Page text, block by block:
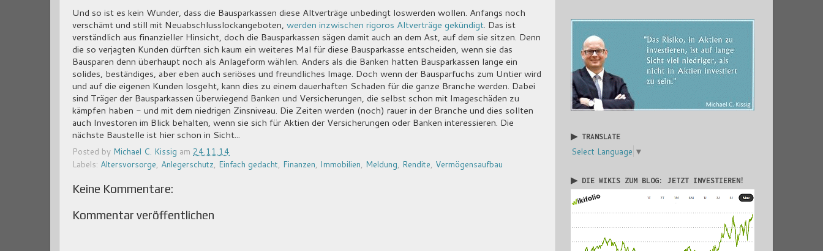
Und so ist es kein Wunder, dass die Bausparkassen diese Altverträge unbedingt loswerden wollen. Anfangs noch
verschämt und still mit Neuabschlusslockangeboten, werden inzwischen rigoros Altverträge gekündigt. Das ist
verständlich aus finanzieller Hinsicht, doch die Bausparkassen sägen damit auch an dem Ast, auf dem sie sitzen. Denn
die so verjagten Kunden dürften sich kaum ein weiteres Mal für diese Bausparkasse entscheiden, wenn sie das
Bausparen denn überhaupt noch als Anlageform wählen. Anders als die Banken hatten Bausparkassen lange ein
solides, beständiges, aber eben auch seriöses und freundliches Image. Doch wenn der Bausparfuchs zum Untier wird
und auf die eigenen Kunden losgeht, kann dies zu einem dauerhaften Schaden für die ganze Branche werden. Dabei
sind Träger der Bausparkassen überwiegend Banken und Versicherungen, die selbst schon mit Imageschäden zu
kämpfen haben - und mit dem niedrigen Zinsniveau. Die Zeiten werden (noch) rauer in der Branche und dies sollten
auch Investoren im Blick behalten, wenn sie sich für Aktien der Versicherungen oder Banken interessieren. Die
nächste Baustelle ist hier schon in Sicht...
Posted by Michael C. Kissig am 24.11.14
Labels: Altersvorsorge, Anlegerschutz, Einfach gedacht, Finanzen, Immobilien, Meldung, Rendite, Vermögensaufbau
Keine Kommentare:
Kommentar veröffentlichen
▶ TRANSLATE
Select Language ▼
▶ DIE WIKIS ZUM BLOG: JETZT INVESTIEREN!